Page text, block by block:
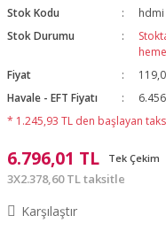
Stok Kodu
Stok Durumu
Fiyat
Havale - EFT Fiyatı
* 1.245,93 TL den başlayan
6.796,01 TL Tek Çekim
3X2.378,60 TL taksitle
Karşılaştır